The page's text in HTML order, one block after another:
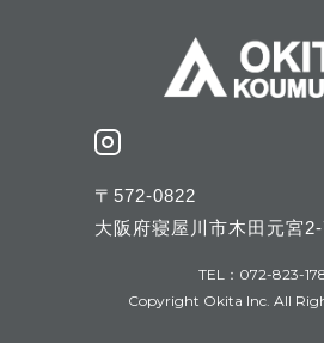
〒572-0822
大阪府寝屋川市木田元宮
TEL：072-823-
Copyright Okita Inc. All